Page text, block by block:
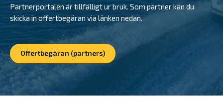
Partnerportalen är tillfälligt ur bruk. Som partner kan du
skicka in offertbegäran via länken nedan.
Offertbegäran (partners)